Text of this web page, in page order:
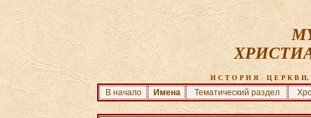
И С Т О Р И Я    Ц Е Р К В
В начало Имена Тематический раздел